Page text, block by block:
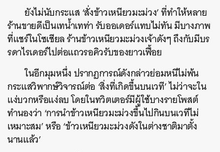
ยังไม่นับกระแส ‘สั่งข้าวเหนียวมะม่วง’ ที่ทำให้หลาย
ร้านขายดีเป็นเทน้ำเทท่า รับออเดอร์แทบไม่ทัน มีบางภาพ
ที่แชร์ในโซเชียล ร้านข้าวเหนียวมะม่วงเจ้าดังๆ ถึงกับมีบร
รดาไรเดอร์ไปต่อแถวรอคิวรับของยาวเฟื้อย
ในอีกมุมหนึ่ง ปรากฏการณ์ดังกล่าวย่อมหนีไม่พ้น
กระแสวิพากษ์วิจารณ์ต่อ ‘สิ่งที่เกิดขึ้นบนเวที’ ไม่ว่าจะใน
แง่บวกหรือแง่ลบ โดยในทวิตเตอร์มีผู้ใช้บางรายโพสต์
ทำนองว่า ‘การนำข้าวเหนียวมะม่วงขึ้นไปกินบนเวทีไม่
เหมาะสม’ หรือ ‘ข้าวเหนียวมะม่วงดังในต่างชาติมาตั้ง
นานแล้ว’